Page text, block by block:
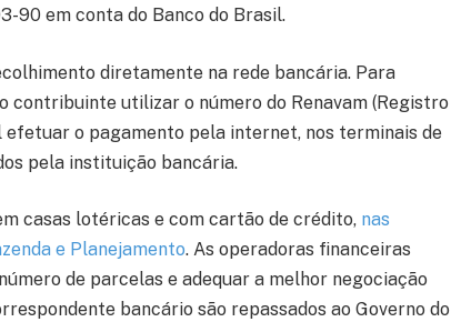
90 em conta do Banco do Brasil.​
diretamente na rede bancária. Para
contribuinte utilizar o número do Renavam (Registro
o pagamento pela internet, nos terminais de
pela instituição bancária.
casas lotéricas e com cartão de crédito, nas
e Planejamento. As operadoras financeiras
de parcelas e adequar a melhor negociação
bancário são repassados ao Governo do